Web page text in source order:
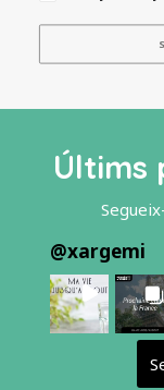
Últims
@xargemi